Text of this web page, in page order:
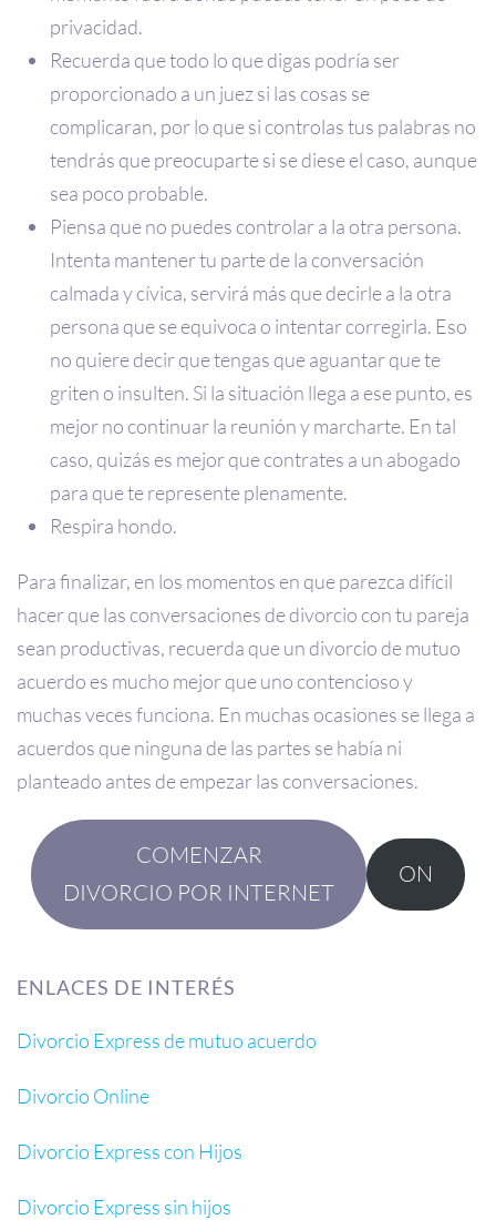
privacidad.
Recuerda que todo lo que digas podría ser
proporcionado a un juez si las cosas se
complicaran, por lo que si controlas tus palabras no
tendrás que preocuparte si se diese el caso, aunque
sea poco probable.
Piensa que no puedes controlar a la otra persona.
Intenta mantener tu parte de la conversación
calmada y cívica, servirá más que decirle a la otra
persona que se equivoca o intentar corregirla. Eso
no quiere decir que tengas que aguantar que te
griten o insulten. Si la situación llega a ese punto, es
mejor no continuar la reunión y marcharte. En tal
caso, quizás es mejor que contrates a un abogado
para que te represente plenamente.
Respira hondo.
Para finalizar, en los momentos en que parezca difícil
hacer que las conversaciones de divorcio con tu pareja
sean productivas, recuerda que un divorcio de mutuo
acuerdo es mucho mejor que uno contencioso y
muchas veces funciona. En muchas ocasiones se llega a
acuerdos que ninguna de las partes se había ni
planteado antes de empezar las conversaciones.
COMENZAR
DIVORCIO POR INTERNET
ON
ENLACES DE INTERÉS
Divorcio Express de mutuo acuerdo
Divorcio Online
Divorcio Express con Hijos
Divorcio Express sin hijos